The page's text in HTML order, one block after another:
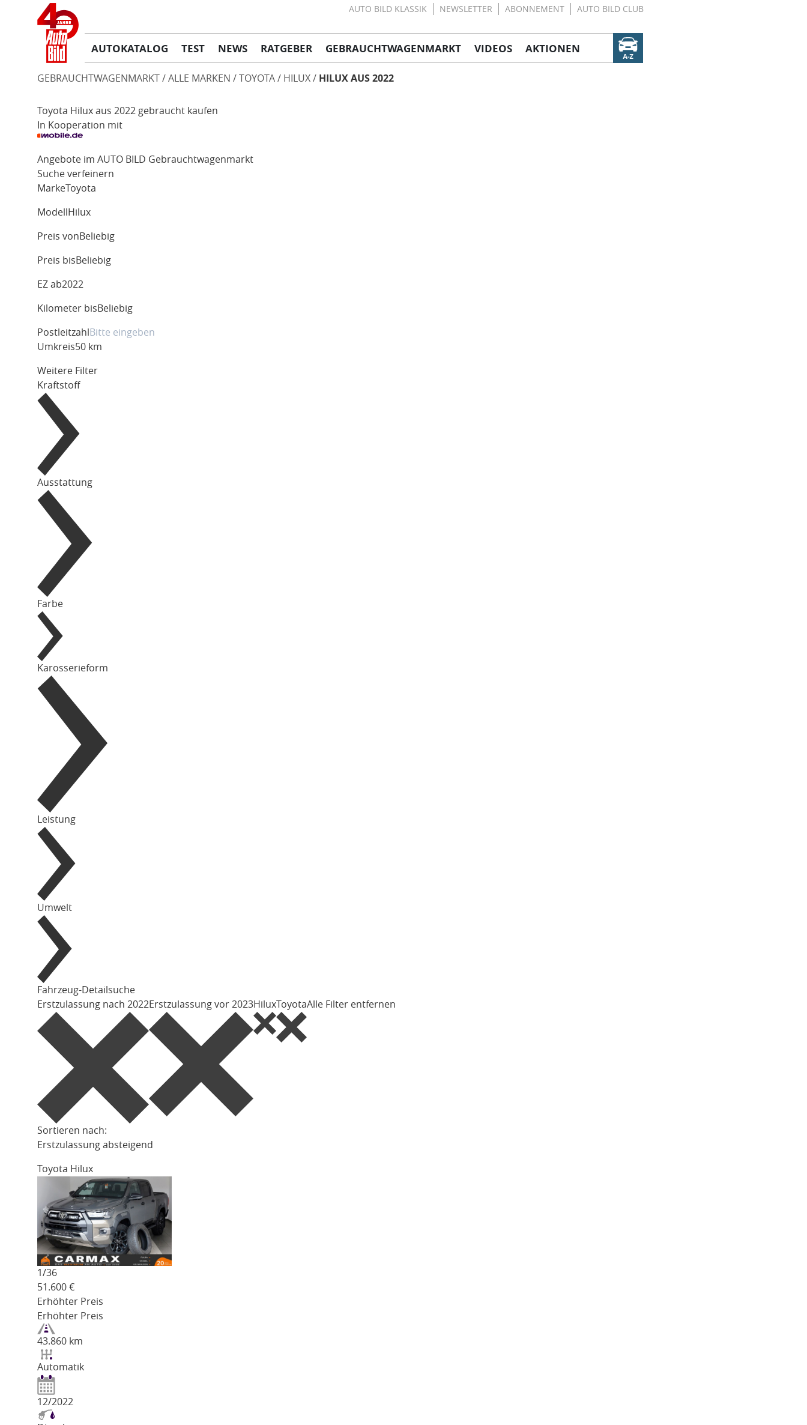
AUTO BILD KLASSIK NEWSLETTER ABONNEMENT AUTO BILD CLUB
AUTOKATALOG TEST NEWS RATGEBER GEBRAUCHTWAGENMARKT VIDEOS AKTIONEN
GEBRAUCHTWAGENMARKT ALLE MARKEN TOYOTA HILUX HILUX AUS 2022
Toyota Hilux aus 2022 gebraucht kaufen
In Kooperation mit
Angebote im AUTO BILD Gebrauchtwagenmarkt
Suche verfeinern
MarkeToyota
Modell Hilux
Preis von Beliebig
Preis bis Beliebig
EZ ab2022
Kilometer bis Beliebig
Postleitzahl
Umkreis50 km
Weitere Filter
Kraftstoff
Ausstattung
Farbe
Karosserieform
Leistung
Umwelt
Fahrzeug-Detailsuche
Erstzulassung nach 2022Erstzulassung vor 2023HiluxToyotaAlle Filter entfernen
Sortieren nach:
Erstzulassung absteigend
Toyota Hilux
1/36
51.600 €
Erhöhter Preis
Erhöhter Preis
43.860 km
Automatik
12/2022